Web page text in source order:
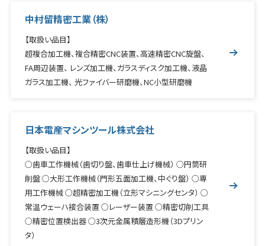
中村留精密工業（株）
【取扱い品目】
超複合加工機、複合精密CNC装置、高速精密CNC旋盤、
FA周辺装置、 レンズ加工機、ガラスディスク加工機、液晶
ガラス加工機、 光ファイバー研磨機、NC小型研磨機
日本電産マシンツール株式会社
【取扱い品目】
○歯車工作機械（歯切り盤、歯車仕上げ機械） ○円筒研
削盤 ○大形工作機械（門形五面加工機、中ぐり盤） ○専
用工作機械 ○超精密加工機（立形マシニングセンタ） ○
常温ウェーハ接合装置 ○レーザー装置 ○精密切削工具
○精密位置検出器 ○3次元金属積層造形機（3Dプリン
タ）